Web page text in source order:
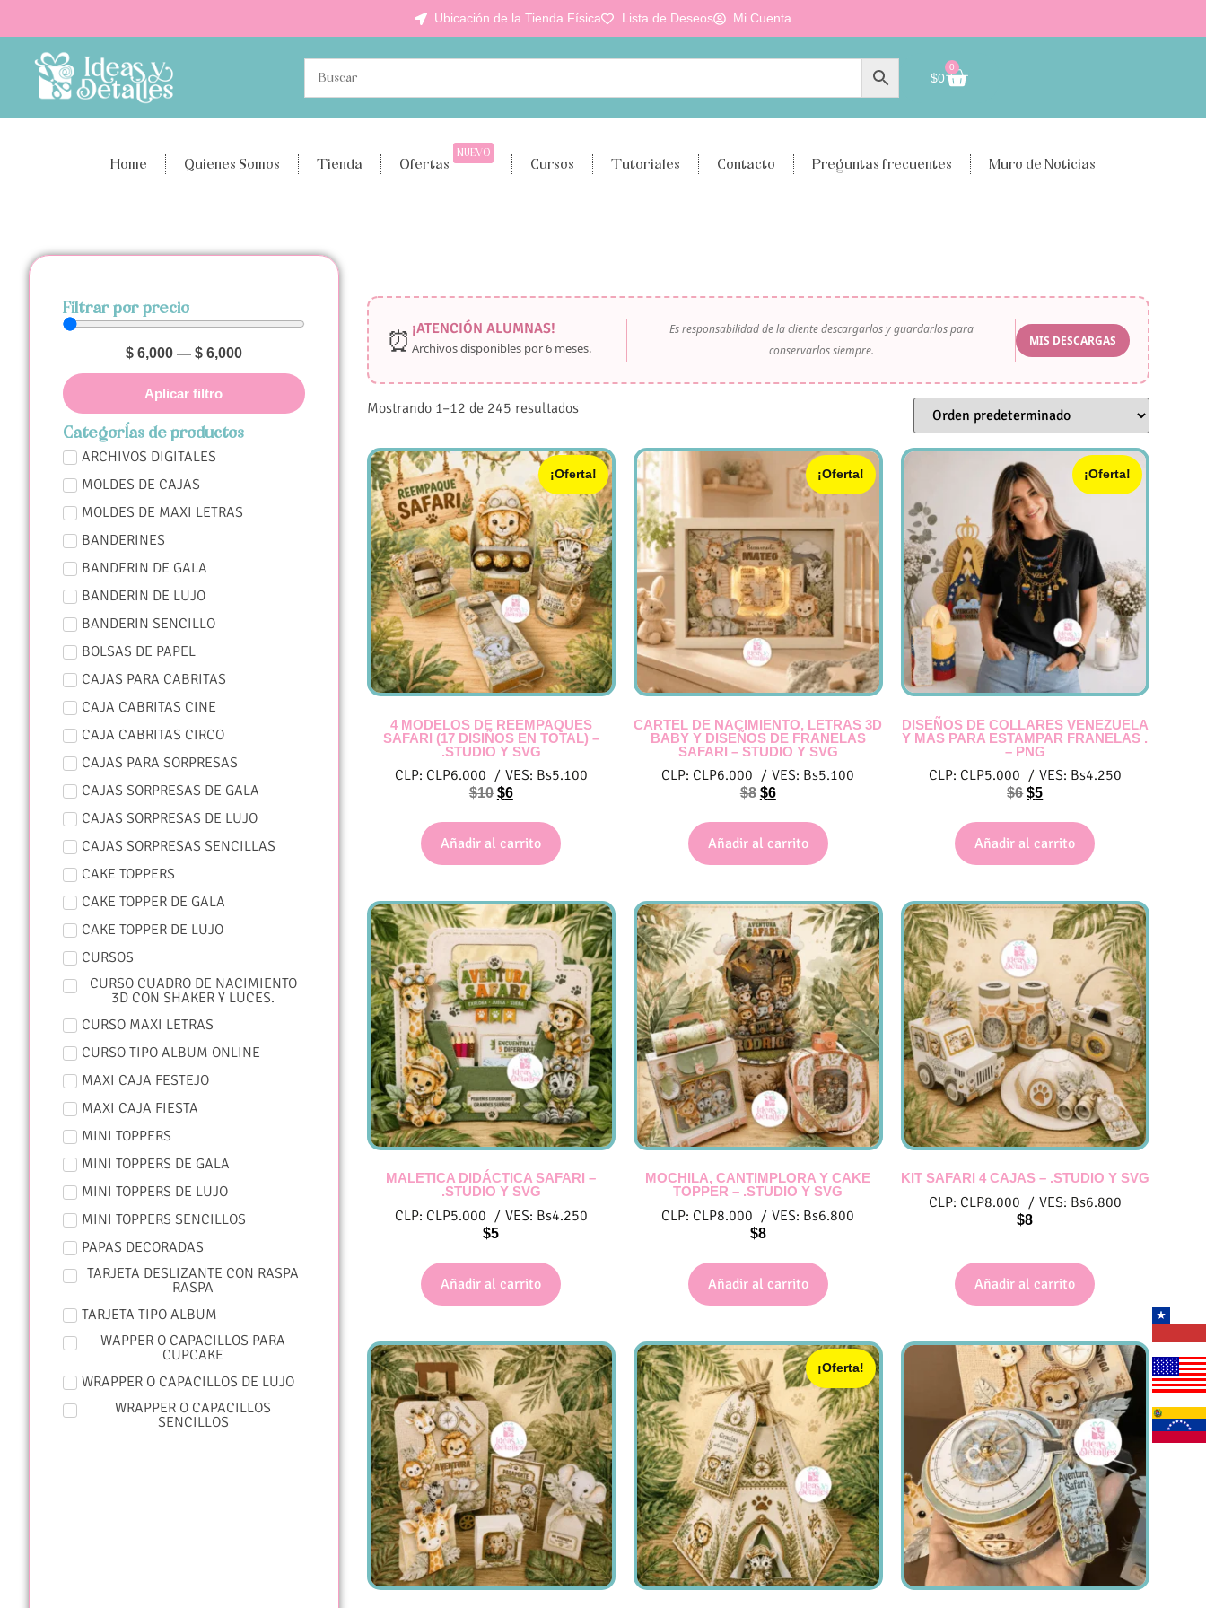
Ubicación de la Tienda Física Lista de Deseos Mi Cuenta
$0
0
Home Quienes Somos Tienda Ofertas
NUEVO
Cursos Tutoriales Contacto Preguntas frecuentes Muro de Noticias
Filtrar por precio
$ 6,000 — $ 6,000
Aplicar filtro
Categorías de productos
ARCHIVOS DIGITALES
MOLDES DE CAJAS
MOLDES DE MAXI LETRAS
BANDERINES
BANDERIN DE GALA
BANDERIN DE LUJO
BANDERIN SENCILLO
BOLSAS DE PAPEL
CAJAS PARA CABRITAS
CAJA CABRITAS CINE
CAJA CABRITAS CIRCO
CAJAS PARA SORPRESAS
CAJAS SORPRESAS DE GALA
CAJAS SORPRESAS DE LUJO
CAJAS SORPRESAS SENCILLAS
CAKE TOPPERS
CAKE TOPPER DE GALA
CAKE TOPPER DE LUJO
CURSOS
CURSO CUADRO DE NACIMIENTO
3D CON SHAKER Y LUCES.
CURSO MAXI LETRAS
CURSO TIPO ALBUM ONLINE
MAXI CAJA FESTEJO
MAXI CAJA FIESTA
MINI TOPPERS
MINI TOPPERS DE GALA
MINI TOPPERS DE LUJO
MINI TOPPERS SENCILLOS
PAPAS DECORADAS
TARJETA DESLIZANTE CON RASPA
RASPA
TARJETA TIPO ALBUM
WAPPER O CAPACILLOS PARA
CUPCAKE
WRAPPER O CAPACILLOS DE LUJO
WRAPPER O CAPACILLOS
SENCILLOS
⏰ ¡ATENCIÓN ALUMNAS!
Archivos disponibles por6 meses.
Es responsabilidad de la cliente descargarlos y guardarlos para
conservarlos siempre.
MIS DESCARGAS
Mostrando 1–12 de 245 resultados
¡Oferta!
4 MODELOS DE REEMPAQUES
SAFARI (17 DISIÑOS EN TOTAL) –
.STUDIO Y SVG
CLP: CLP6.000 / VES: Bs5.100
$10 $6
Añadir al carrito
¡Oferta!
CARTEL DE NACIMIENTO, LETRAS 3D
BABY Y DISEÑOS DE FRANELAS
SAFARI – STUDIO Y SVG
CLP: CLP6.000 / VES: Bs5.100
$8 $6
Añadir al carrito
¡Oferta!
DISEÑOS DE COLLARES VENEZUELA
Y MAS PARA ESTAMPAR FRANELAS .
– PNG
CLP: CLP5.000 / VES: Bs4.250
$6 $5
Añadir al carrito
MALETICA DIDÁCTICA SAFARI –
.STUDIO Y SVG
CLP: CLP5.000 / VES: Bs4.250
$5
Añadir al carrito
MOCHILA, CANTIMPLORA Y CAKE
TOPPER – .STUDIO Y SVG
CLP: CLP8.000 / VES: Bs6.800
$8
Añadir al carrito
KIT SAFARI 4 CAJAS – .STUDIO Y SVG
CLP: CLP8.000 / VES: Bs6.800
$8
Añadir al carrito
¡Oferta!